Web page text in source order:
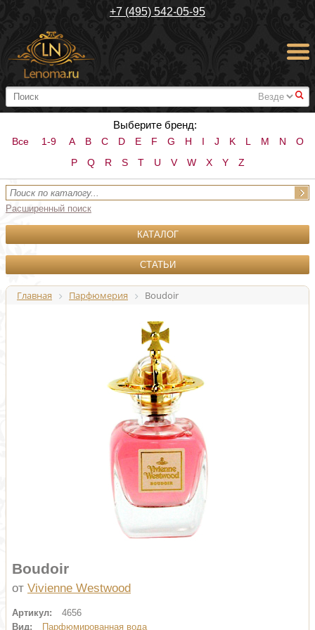
+7 (495) 542-05-95
#
Выберите бренд:
Все 1-9 A B C D E F G H I J K L M N
O
P
Q R S T U V W X Y Z
Расширенный поиск
КАТАЛОГ
СТАТЬИ
Главная Парфюмерия Boudoir
Boudoir
от Vivienne Westwood
Артикул:
4656
Вид:
Парфюмированная вода